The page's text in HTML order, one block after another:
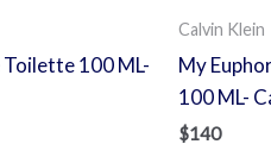
Toilette 100 ML-
Calvin Klein
My
100 ML-
$140